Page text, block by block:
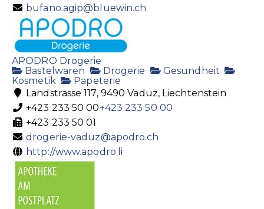
bufano.agip@bluewin.ch
APODRO Drogerie
Bastelwaren
Drogerie
Gesundheit
Kosmetik
Papeterie
Landstrasse 117, 9490 Vaduz, Liechtenstein
+423 233 50 00+423 233 50 00
+423 233 50 01
drogerie-vaduz@apodro.ch
http://www.apodro.li